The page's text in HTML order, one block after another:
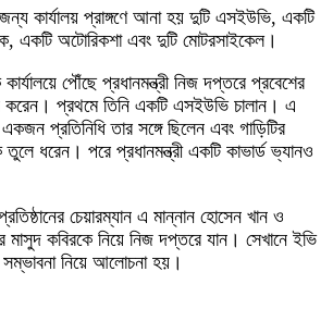
জন্য কার্যালয় প্রাঙ্গণে আনা হয় দুটি এসইউভি, একটি
একটি অটোরিকশা এবং দুটি মোটরসাইকেল।
পৌঁছে প্রধানমন্ত্রী নিজ দপ্তরে প্রবেশের
করেন। প্রথমে তিনি একটি এসইউভি চালান। এ
একজন প্রতিনিধি তার সঙ্গে ছিলেন এবং গাড়িটির
ধরেন। পরে প্রধানমন্ত্রী একটি কাভার্ড ভ্যানও
প্রতিষ্ঠানের চেয়ারম্যান এ মান্নান হোসেন খান ও
মাসুদ কবিরকে নিয়ে নিজ দপ্তরে যান। সেখানে ইভি
নিয়ে আলোচনা হয়।